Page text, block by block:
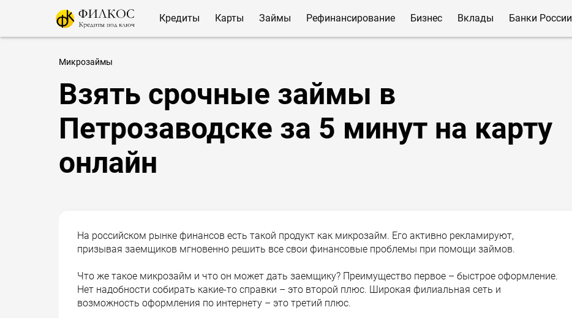
Кредиты Карты Займы Рефинансирование Бизнес Вклады Банки России
Микрозаймы
Взять срочные займы в
Петрозаводске за 5 минут на карту
онлайн
На российском рынке финансов есть такой продукт как микрозайм. Его активно рекламируют,
призывая заемщиков мгновенно решить все свои финансовые проблемы при помощи займов.
Что же такое микрозайм и что он может дать заемщику? Преимущество первое – быстрое оформление.
Нет надобности собирать какие-то справки – это второй плюс. Широкая филиальная сеть и
возможность оформления по интернету – это третий плюс.